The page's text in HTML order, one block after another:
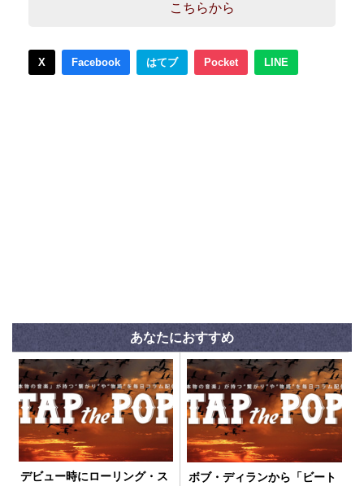
こちらから
X Facebook はてブ Pocket LINE
あなたにおすすめ
デビュー時にローリング・ス
ボブ・ディランから「ビート